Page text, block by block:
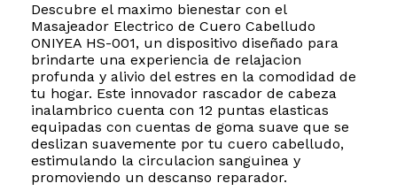
Descubre el maximo bienestar con el
Masajeador Electrico de Cuero Cabelludo
ONIYEA HS-001, un dispositivo diseñado para
brindarte una experiencia de relajacion
profunda y alivio del estres en la comodidad de
tu hogar. Este innovador rascador de cabeza
inalambrico cuenta con 12 puntas elasticas
equipadas con cuentas de goma suave que se
deslizan suavemente por tu cuero cabelludo,
estimulando la circulacion sanguinea y
promoviendo un descanso reparador.